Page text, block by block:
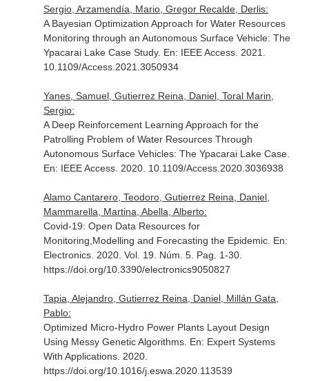
Sergio, Arzamendía, Mario, Gregor Recalde, Derlis:
A Bayesian Optimization Approach for Water Resources
Monitoring through an Autonomous Surface Vehicle: The
Ypacarai Lake Case Study. En: IEEE Access. 2021.
10.1109/Access.2021.3050934
Yanes, Samuel, Gutierrez Reina, Daniel, Toral Marin,
Sergio:
A Deep Reinforcement Learning Approach for the
Patrolling Problem of Water Resources Through
Autonomous Surface Vehicles: The Ypacarai Lake Case.
En: IEEE Access. 2020. 10.1109/Access.2020.3036938
Alamo Cantarero, Teodoro, Gutierrez Reina, Daniel,
Mammarella, Martina, Abella, Alberto:
Covid-19: Open Data Resources for
Monitoring,Modelling and Forecasting the Epidemic. En:
Electronics. 2020. Vol. 19. Núm. 5. Pag. 1-30.
https://doi.org/10.3390/electronics9050827
Tapia, Alejandro, Gutierrez Reina, Daniel, Millán Gata,
Pablo:
Optimized Micro-Hydro Power Plants Layout Design
Using Messy Genetic Algorithms. En: Expert Systems
With Applications. 2020.
https://doi.org/10.1016/j.eswa.2020.113539